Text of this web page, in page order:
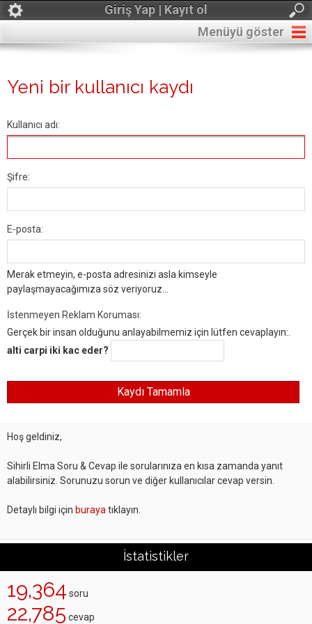
Giriş Yap | Kayıt ol
Menüyü göster
Yeni bir kullanıcı kaydı
Kullanıcı adı:
Şifre:
E-posta:
Merak etmeyin, e-posta adresinizi asla kimseyle
paylaşmayacağımıza söz veriyoruz...
İstenmeyen Reklam Koruması:
Gerçek bir insan olduğunu anlayabilmemiz için lütfen cevaplayın:.
alti carpi iki kac eder?
Hoş geldiniz,
Sihirli Elma Soru & Cevap ile sorularınıza en kısa zamanda yanıt
alabilirsiniz. Sorunuzu sorun ve diğer kullanıcılar cevap versin.
Detaylı bilgi için buraya tıklayın.
İstatistikler
19,364 soru
22,785 cevap